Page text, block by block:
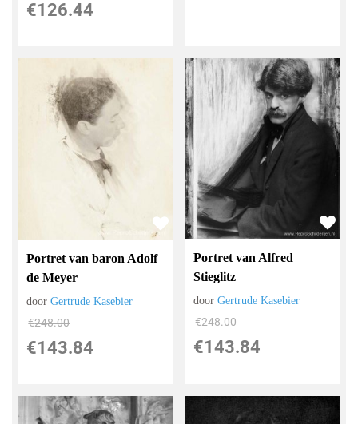
€126.44
Portret van baron Adolf
de Meyer
doorGertrude Kasebier
€248.00
€143.84
Portret van Alfred
Stieglitz
doorGertrude Kasebier
€248.00
€143.84